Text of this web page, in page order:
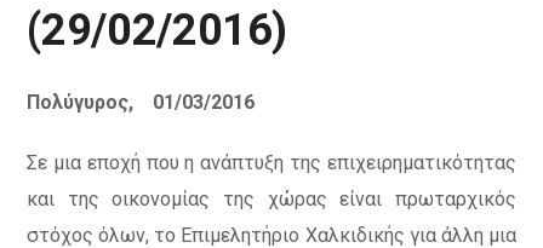
(29/02/2016)
Πολύγυρος, 01/03/2016
Σε μια εποχή που η ανάπτυξη της επιχειρηματικότητας
και της οικονομίας της χώρας είναι πρωταρχικός
στόχος όλων, το Επιμελητήριο Χαλκιδικής για άλλη μια